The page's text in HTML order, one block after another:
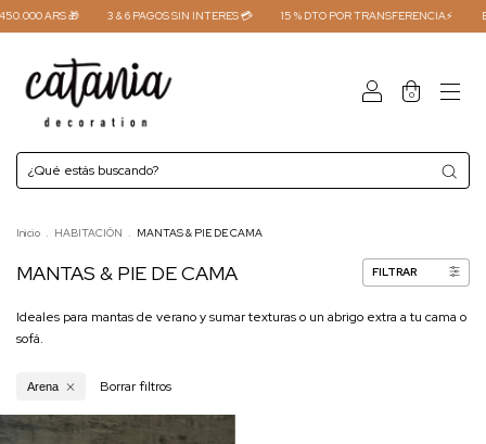
ARS 🎁 3 & 6 PAGOS SIN INTERES 💳 15 % DTO POR TRANSFERENCIA⚡
0
Inicio . HABITACIÓN . MANTAS & PIE DE CAMA
MANTAS & PIE DE CAMA FILTRAR
Ideales para mantas de verano y sumar texturas o un abrigo extra a tu cama o
sofá.
Arena Borrar filtros